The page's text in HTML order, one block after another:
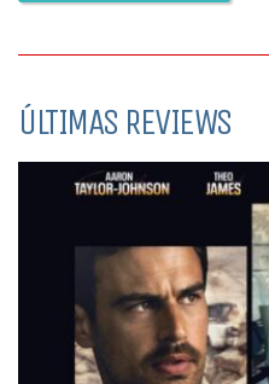
ÚLTIMAS REVIEWS